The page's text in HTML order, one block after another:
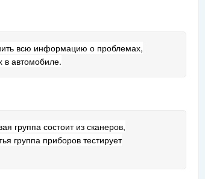
всю информацию о проблемах,
в автомобиле.
группа состоит из сканеров,
группа приборов тестирует